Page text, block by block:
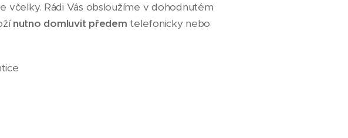
včelky. Rádi Vás obsloužíme v dohodnutém
nutno domluvit předem telefonicky nebo